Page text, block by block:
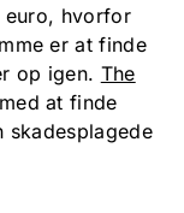
euro, hvorfor
er at finde
op igen. The
at finde
skadesplagede